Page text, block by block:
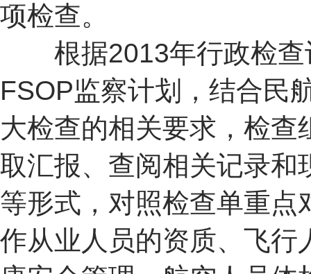
项检查。
根据2013年行政检查
FSOP监察计划，结合民
大检查的相关要求，检查
取汇报、查阅相关记录和
等形式，对照检查单重点
作从业人员的资质、飞行